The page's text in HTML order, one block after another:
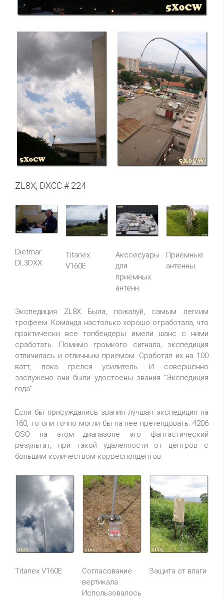
ZL8X, DXCC # 224
Dietmar
DL3DXX
Titanex
V160E
Акссесуары
для
приемных
антенн.
Приемные
антенны.
Экспедиция ZL8X Была, пожалуй, самым легким
трофеем. Команда настолько хорошо отработала, что
практически все топбендеры имели шанс с ними
сработать. Помимо громкого сигнала, экспедиция
отличилась и отличным приемом. Сработал их на 100
ватт, пока грелся усилитель. И совершенно
заслужено они были удостоены звания "Экспедиция
года".
Если бы присуждались звания лучшая экспедиция на
160, то они точно могли бы на нее претендовать. 4206
QSO на этом диапазоне это фантастический
результат, при такой удаленности от центров с
большим количеством корреспондентов.
Titanex V160E
Согласование
вертикала.
Использовалось
Защита от влаги